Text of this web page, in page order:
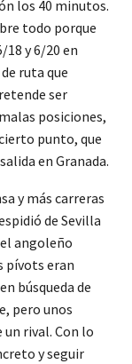
los 40 minutos.
todo porque
y 6/20 en
ruta que
ser
posiciones,
punto, que
en Granada.
y más carreras
de Sevilla
angoleño
pívots eran
búsqueda de
pero unos
rival. Con lo
y seguir